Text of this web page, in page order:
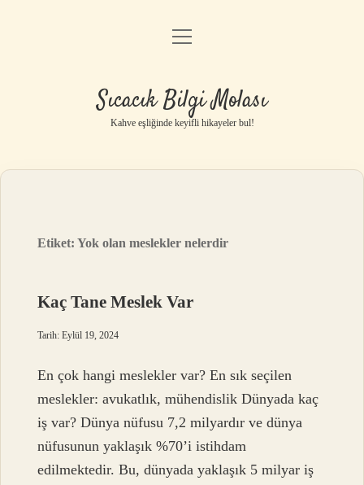
Anasayfa
Yasal Uyarı
menüyü
Sıcacık Bilgi Molası
Kahve eşliğinde keyifli hikayeler bul!
Etiket:Yok olan meslekler nelerdir
Kaç Tane Meslek Var
Tarih: Eylül 19, 2024
En çok hangi meslekler var? En sık seçilen
meslekler: avukatlık, mühendislik Dünyada kaç
iş var? Dünya nüfusu 7,2 milyardır ve dünya
nüfusunun yaklaşık %70’i istihdam
edilmektedir. Bu, dünyada yaklaşık 5 milyar iş